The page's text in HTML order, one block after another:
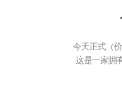
今天正式（
这是一家拥